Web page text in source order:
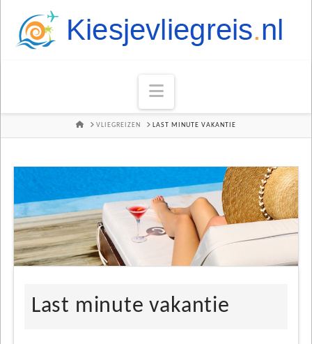
Navigation
HOMEVLIEGREIZEN LAST MINUTE VAKANTIE
Last minute vakantie